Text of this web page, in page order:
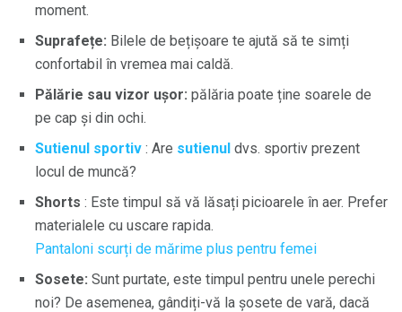
moment.
Suprafețe: Bilele de bețișoare te ajută să te simți
confortabil în vremea mai caldă.
Pălărie sau vizor ușor: pălăria poate ține soarele de
pe cap și din ochi.
Sutienul sportiv : Are sutienul dvs. sportiv prezent
locul de muncă?
Shorts : Este timpul să vă lăsați picioarele în aer. Prefer
materialele cu uscare rapida.
Pantaloni scurți de mărime plus pentru femei
Sosete: Sunt purtate, este timpul pentru unele perechi
noi? De asemenea, gândiți-vă la șosete de vară, dacă